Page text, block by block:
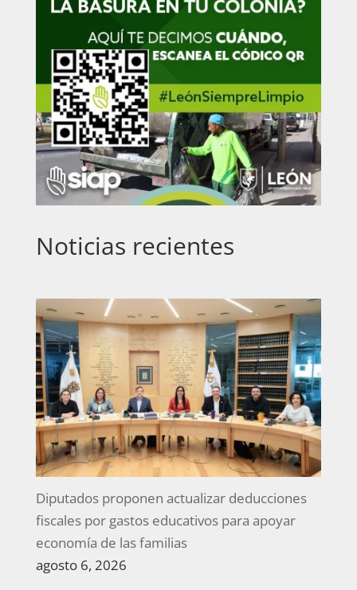
Noticias recientes
Diputados proponen actualizar deducciones
fiscales por gastos educativos para apoyar
economía de las familias
agosto 6, 2026